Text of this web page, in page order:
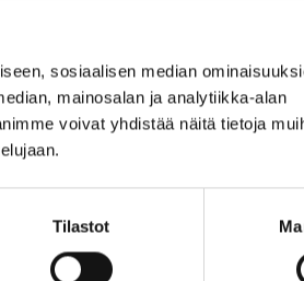
sosiaalisen median
mainosalan ja analytiikka-alan
voivat yhdistää näitä tietoja
Tilastot